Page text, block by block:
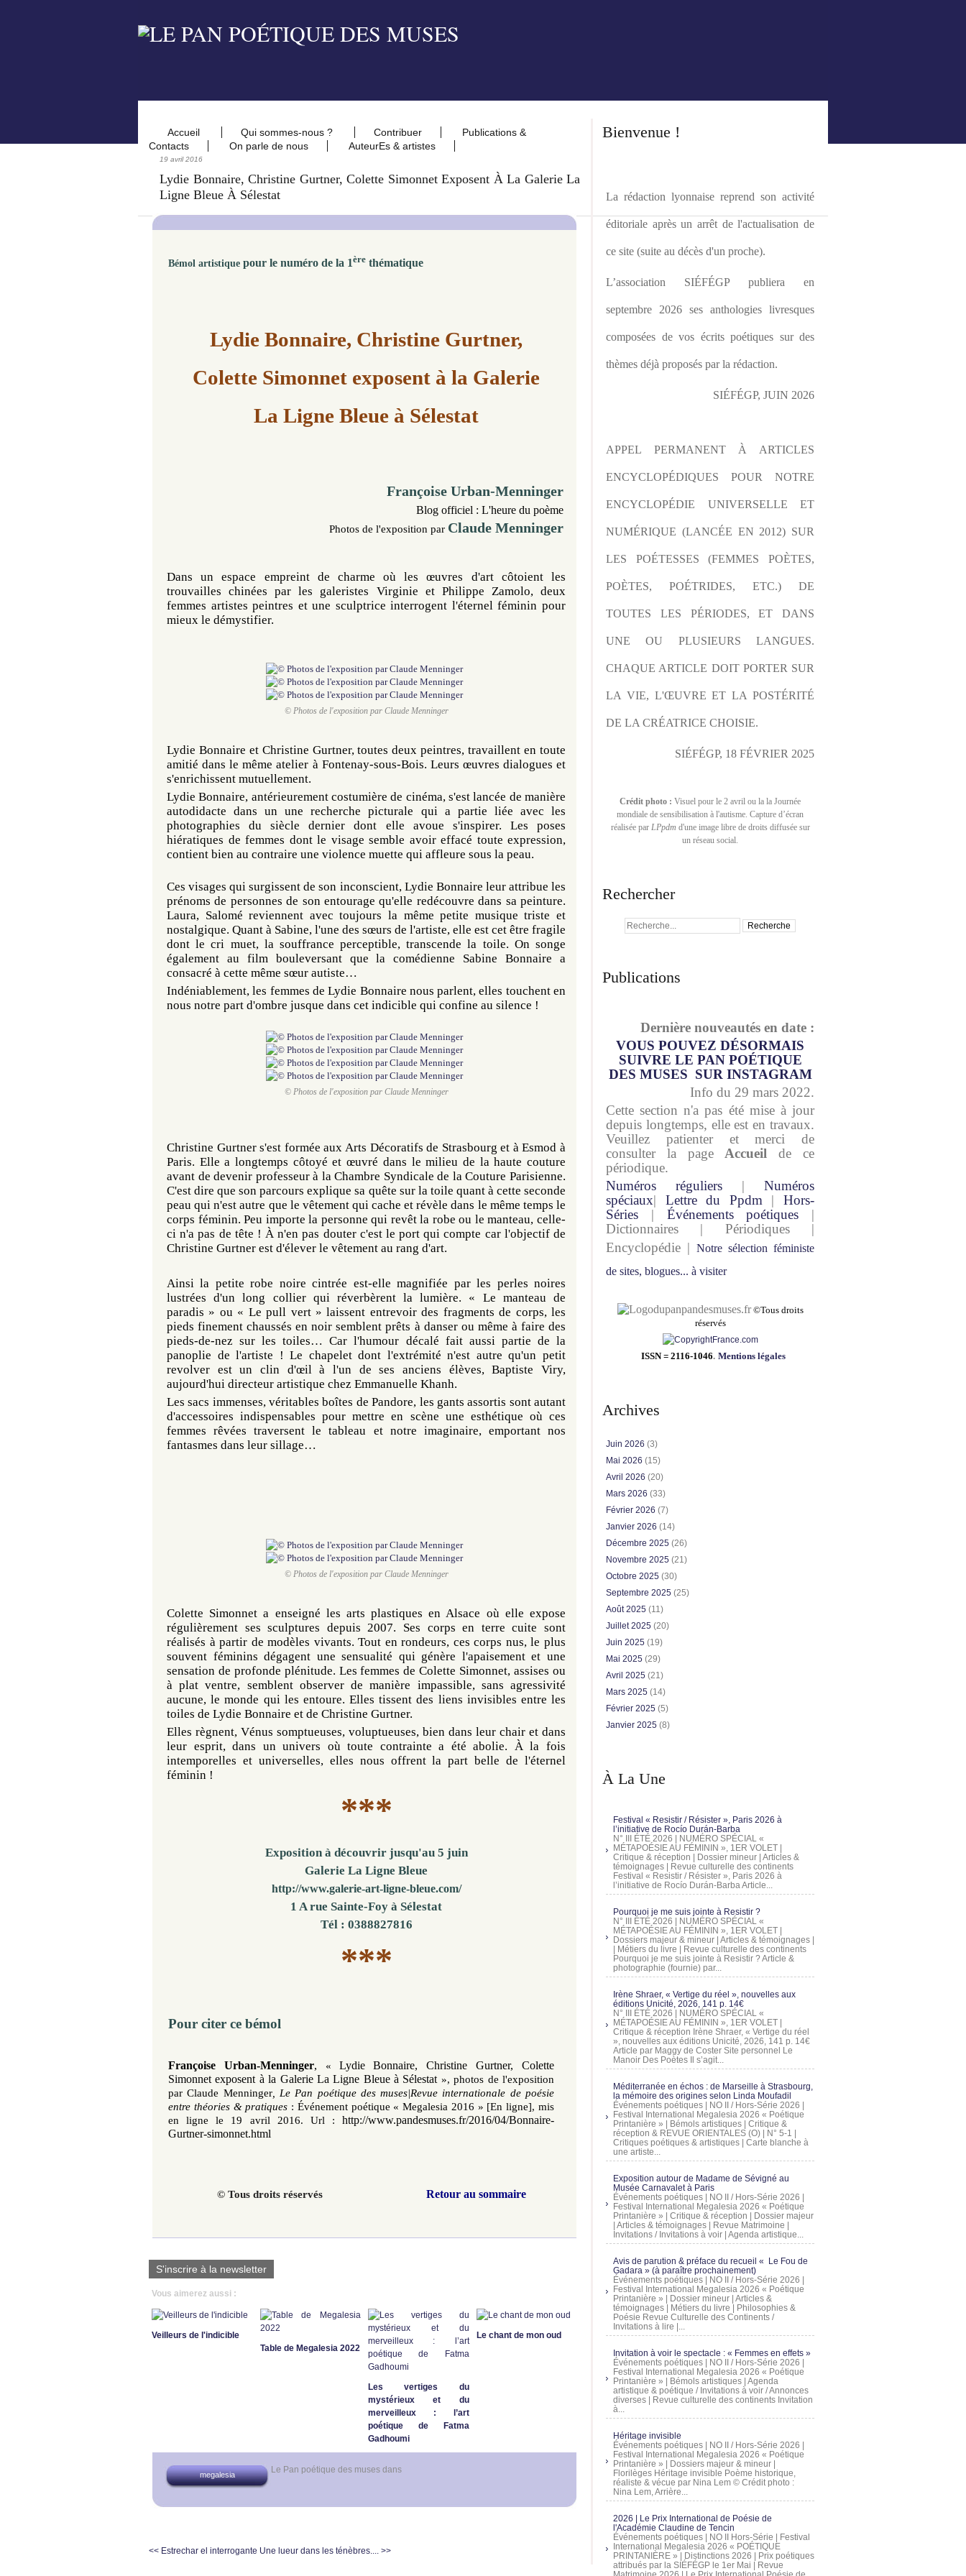
Accueil Qui sommes-nous ? Contribuer
Publications &
Contacts
On parle de nous AuteurEs & artistes
19 avril 2016
Lydie Bonnaire, Christine Gurtner, Colette Simonnet Exposent À La Galerie La
Ligne Bleue À Sélestat
Bémol artistique pour le numéro de la 1ère thématique
Lydie Bonnaire, Christine Gurtner,
Colette Simonnet exposent à la Galerie
La Ligne Bleue à Sélestat
Françoise Urban-Menninger
Blog officiel : L'heure du poème
Photos de l'exposition par Claude Menninger
Dans un espace empreint de charme où les œuvres d'art côtoient les
trouvailles chinées par les galeristes Virginie et Philippe Zamolo, deux
femmes artistes peintres et une sculptrice interrogent l'éternel féminin pour
mieux le démystifier.
© Photos de l'exposition par Claude Menninger
Lydie Bonnaire et Christine Gurtner, toutes deux peintres, travaillent en toute
amitié dans le même atelier à Fontenay-sous-Bois. Leurs œuvres dialogues et
s'enrichissent mutuellement.
Lydie Bonnaire, antérieurement costumière de cinéma, s'est lancée de manière
autodidacte dans un une recherche picturale qui a partie liée avec les
photographies du siècle dernier dont elle avoue s'inspirer. Les poses
hiératiques de femmes dont le visage semble avoir effacé toute expression,
contient bien au contraire une violence muette qui affleure sous la peau.
Ces visages qui surgissent de son inconscient, Lydie Bonnaire leur attribue les
prénoms de personnes de son entourage qu'elle redécouvre dans sa peinture.
Laura, Salomé reviennent avec toujours la même petite musique triste et
nostalgique. Quant à Sabine, l'une des sœurs de l'artiste, elle est cet être fragile
dont le cri muet, la souffrance perceptible, transcende la toile. On songe
également au film bouleversant que la comédienne Sabine Bonnaire a
consacré à cette même sœur autiste…
Indéniablement, les femmes de Lydie Bonnaire nous parlent, elles touchent en
nous notre part d'ombre jusque dans cet indicible qui confine au silence !
© Photos de l'exposition par Claude Menninger
Christine Gurtner s'est formée aux Arts Décoratifs de Strasbourg et à Esmod à
Paris. Elle a longtemps côtoyé et œuvré dans le milieu de la haute couture
avant de devenir professeur à la Chambre Syndicale de la Couture Parisienne.
C'est dire que son parcours explique sa quête sur la toile quant à cette seconde
peau qui n'est autre que le vêtement qui cache et révèle dans le même temps le
corps féminin. Peu importe la personne qui revêt la robe ou le manteau, celle-
ci n'a pas de tête !À n'en pas douter c'est le port qui compte car l'objectif de
Christine Gurtner est d'élever le vêtement au rang d'art.
Ainsi la petite robe noire cintrée est-elle magnifiée par les perles noires
lustrées d'un long collier qui réverbèrent la lumière. « Le manteau de
paradis » ou « Le pull vert » laissent entrevoir des fragments de corps, les
pieds finement chaussés en noir semblent prêts à danser ou même à faire des
pieds-de-nez sur les toiles… Car l'humour décalé fait aussi partie de la
panoplie de l'artiste ! Le chapelet dont l'extrémité n'est autre qu'un petit
revolver est un clin d'œil à l'un de ses anciens élèves, Baptiste Viry,
aujourd'hui directeur artistique chez Emmanuelle Khanh.
Les sacs immenses, véritables boîtes de Pandore, les gants assortis sont autant
d'accessoires indispensables pour mettre en scène une esthétique où ces
femmes rêvées traversent le tableau et notre imaginaire, emportant nos
fantasmes dans leur sillage…
© Photos de l'exposition par Claude Menninger
Colette Simonnet a enseigné les arts plastiques en Alsace où elle expose
régulièrement ses sculptures depuis 2007. Ses corps en terre cuite sont
réalisés à partir de modèles vivants. Tout en rondeurs, ces corps nus, le plus
souvent féminins dégagent une sensualité qui génère l'apaisement et une
sensation de profonde plénitude. Les femmes de Colette Simonnet, assises ou
à plat ventre, semblent observer de manière impassible, sans agressivité
aucune, le monde qui les entoure. Elles tissent des liens invisibles entre les
toiles de Lydie Bonnaire et de Christine Gurtner.
Elles règnent, Vénus somptueuses, voluptueuses, bien dans leur chair et dans
leur esprit, dans un univers où toute contrainte a été abolie. À la fois
intemporelles et universelles, elles nous offrent la part belle de l'éternel
féminin !
***
Exposition à découvrir jusqu'au 5 juin
Galerie La Ligne Bleue
http://www.galerie-art-ligne-bleue.com/
1 A rue Sainte-Foy à Sélestat
Tél : 0388827816
***
Pour citer ce bémol
Françoise Urban-Menninger, «
Lydie Bonnaire, Christine Gurtner, Colette
Simonnet exposent à la Galerie La Ligne Bleue à Sélestat »,photos de l'exposition
par Claude Menninger, Le Pan poétique des muses|Revue internationale de poésie
entre théories & pratiques : Événement poétique « Megalesia 2016 » [En ligne], mis
en ligne le 19 avril 2016. Url :
http://www.pandesmuses.fr/2016/04/Bonnaire-
Gurtner-simonnet.html
© Tous droits réservés Retour au sommaire
S'inscrire à la newsletter
Vous aimerez aussi :
Veilleurs de l'indicible
Table de Megalesia 2022
Les vertiges du
mystérieux et du
merveilleux : l’art
poétique de Fatma
Gadhoumi
Le chant de mon oud
Le Pan poétique des muses dans
megalesia
<< Estrechar el interrogante Une lueur dans les ténèbres.... >>
Bienvenue !
La rédaction lyonnaise reprend son activité
éditoriale après un arrêt de l'actualisation de
ce site (suite au décès d'un proche).
L’association SIÉFÉGP publiera en
septembre 2026 ses anthologies livresques
composées de vos écrits poétiques sur des
thèmes déjà proposés par la rédaction.
SIÉFÉGP, JUIN 2026
APPEL PERMANENT À ARTICLES
ENCYCLOPÉDIQUES POUR NOTRE
ENCYCLOPÉDIE UNIVERSELLE ET
NUMÉRIQUE (LANCÉE EN 2012) SUR
LES POÉTESSES (FEMMES POÈTES,
POÈTES, POÉTRIDES, ETC.) DE
TOUTES LES PÉRIODES, ET DANS
UNE OU PLUSIEURS LANGUES.
CHAQUE ARTICLE DOIT PORTER SUR
LA VIE, L'ŒUVRE ET LA POSTÉRITÉ
DE LA CRÉATRICE CHOISIE.
SIÉFÉGP, 18 FÉVRIER 2025
Crédit photo : Visuel pour le 2 avril ou la la Journée
mondiale de sensibilisation à l'autisme. Capture d’écran
réalisée par LPpdm d'une image libre de droits diffusée sur
un réseau social.
Rechercher
Publications
Dernière nouveautés en date :
VOUS POUVEZ DÉSORMAIS
SUIVRE LE PAN POÉTIQUE
DES MUSES SUR INSTAGRAM
Info du 29 mars 2022.
Cette section n'a pas été mise à jour
depuis longtemps, elle est en travaux.
Veuillez patienter et merci de
consulter la page Accueil de ce
périodique.
Numéros réguliers | Numéros
spéciaux| Lettre du Ppdm |Hors-
Séries | Événements poétiques |
Dictionnaires | Périodiques |
Encyclopédie | Notre sélection féministe
de sites, blogues... à visiter
pandesmuses.fr ©Tous droits
réservés
ISSN = 2116-1046. Mentions légales
Archives
Juin 2026 (3)
Mai 2026 (15)
Avril 2026 (20)
Mars 2026 (33)
Février 2026 (7)
Janvier 2026 (14)
Décembre 2025 (26)
Novembre 2025 (21)
Octobre 2025 (30)
Septembre 2025 (25)
Août 2025 (11)
Juillet 2025 (20)
Juin 2025 (19)
Mai 2025 (29)
Avril 2025 (21)
Mars 2025 (14)
Février 2025 (5)
Janvier 2025 (8)
À La Une
Festival « Resistir / Résister », Paris 2026 à
l’initiative de Rocío Durán-Barba
N° III ÉTÉ 2026 | NUMÉRO SPÉCIAL «
MÉTAPOÉSIE AU FÉMININ », 1ER VOLET |
Critique & réception | Dossier mineur | Articles &
témoignages | Revue culturelle des continents
Festival « Resistir / Résister », Paris 2026 à
l’initiative de Rocío Durán-Barba Article...
Pourquoi je me suis jointe à Resistir ?
N° III ÉTÉ 2026 | NUMÉRO SPÉCIAL «
MÉTAPOÉSIE AU FÉMININ », 1ER VOLET |
Dossiers majeur & mineur | Articles & témoignages |
| Métiers du livre | Revue culturelle des continents
Pourquoi je me suis jointe à Resistir ? Article &
photographie (fournie) par...
Irène Shraer, « Vertige du réel », nouvelles aux
éditions Unicité, 2026, 141 p. 14€
N° III ÉTÉ 2026 | NUMÉRO SPÉCIAL «
MÉTAPOÉSIE AU FÉMININ », 1ER VOLET |
Critique & réception Irène Shraer, « Vertige du réel
», nouvelles aux éditions Unicité, 2026, 141 p. 14€
Article par Maggy de Coster Site personnel Le
Manoir Des Poètes Il s’agit...
Méditerranée en échos : de Marseille à Strasbourg,
la mémoire des origines selon Linda Moufadil
Événements poétiques | NO II / Hors-Série 2026 |
Festival International Megalesia 2026 « Poétique
Printanière » | Bémols artistiques | Critique &
réception & REVUE ORIENTALES (O) | N° 5-1 |
Critiques poétiques & artistiques | Carte blanche à
une artiste...
Exposition autour de Madame de Sévigné au
Musée Carnavalet à Paris
Événements poétiques | NO II / Hors-Série 2026 |
Festival International Megalesia 2026 « Poétique
Printanière » | Critique & réception | Dossier majeur
| Articles & témoignages | Revue Matrimoine |
Invitations / Invitations à voir | Agenda artistique...
Avis de parution & préface du recueil « Le Fou de
Gadara » (à paraître prochainement)
Événements poétiques | NO II / Hors-Série 2026 |
Festival International Megalesia 2026 « Poétique
Printanière » | Dossier mineur | Articles &
témoignages | Métiers du livre | Philosophies &
Poésie Revue Culturelle des Continents /
Invitations à lire |...
Invitation à voir le spectacle : « Femmes en effets »
Événements poétiques | NO II / Hors-Série 2026 |
Festival International Megalesia 2026 « Poétique
Printanière » | Bémols artistiques | Agenda
artistique & poétique / Invitations à voir / Annonces
diverses | Revue culturelle des continents Invitation
à...
Héritage invisible
Événements poétiques | NO II / Hors-Série 2026 |
Festival International Megalesia 2026 « Poétique
Printanière » | Dossiers majeur & mineur |
Florilèges Héritage invisible Poème historique,
réaliste & vécue par Nina Lem © Crédit photo :
Nina Lem, Arrière...
2026 | Le Prix International de Poésie de
l'Académie Claudine de Tencin
Événements poétiques | NO II Hors-Série | Festival
International Megalesia 2026 « POÉTIQUE
PRINTANIÈRE » | Distinctions 2026 | Prix poétiques
attribués par la SIÉFÉGP le 1er Mai | Revue